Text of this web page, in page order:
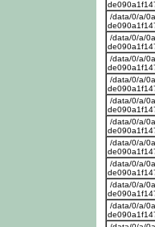
/data/0/a/
/data/0/a/
/data/0/a/
/data/0/a/
/data/0/a/
/data/0/a/
/data/0/a/
/data/0/a/
/data/0/a/
/data/0/a/